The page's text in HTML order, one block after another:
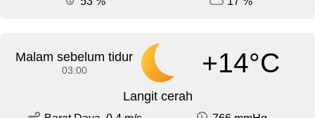
Malam sebelum tidur
03:00 +14°C
Langit cerah